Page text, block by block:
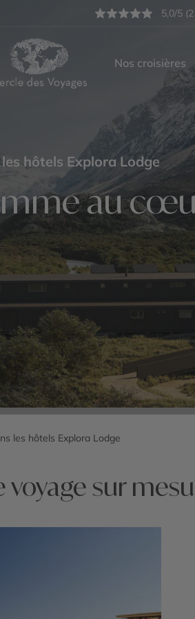
5,0/5
Nos croisières
hôtels Explora Lodge
au
les hôtels Explora Lodge
voyage sur